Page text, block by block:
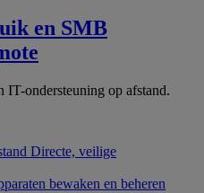
en SMB
IT-ondersteuning op afstand.
Directe, veilige
bewaken en beheren